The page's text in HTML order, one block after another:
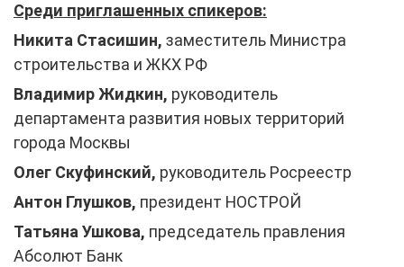
Среди приглашенных спикеров:
Никита Стасишин, заместитель Министра
строительства и ЖКХ РФ
Владимир Жидкин, руководитель
департамента развития новых территорий
города Москвы
Олег Скуфинский, руководитель Росреестр
Антон Глушков, президент НОСТРОЙ
Татьяна Ушкова, председатель правления
Абсолют Банк